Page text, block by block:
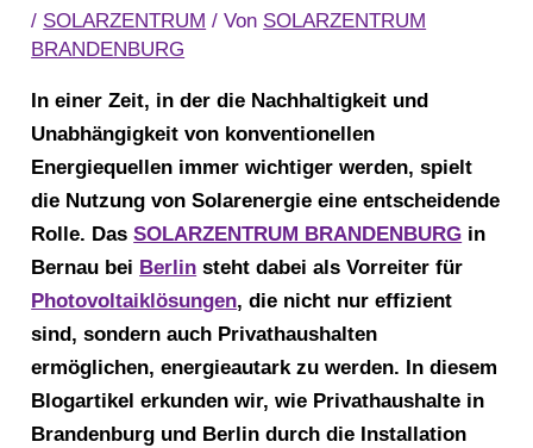
/ SOLARZENTRUM / Von SOLARZENTRUM
BRANDENBURG
In einer Zeit, in der die Nachhaltigkeit und
Unabhängigkeit von konventionellen
Energiequellen immer wichtiger werden, spielt
die Nutzung von Solarenergie eine entscheidende
Rolle. DasSOLARZENTRUM BRANDENBURG in
Bernau bei Berlin steht dabei als Vorreiter für
Photovoltaiklösungen, die nicht nur effizient
sind, sondern auch Privathaushalten
ermöglichen, energieautark zu werden. In diesem
Blogartikel erkunden wir, wie Privathaushalte in
Brandenburg und Berlin durch die Installation